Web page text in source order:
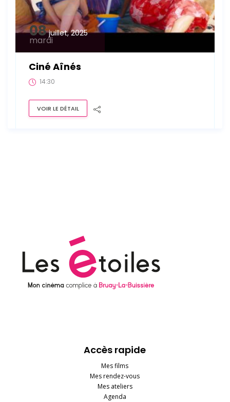
08 juillet, 2025
mardi
Ciné Aînés
14:30
VOIR LE DÉTAIL
Accès rapide
Mes films
Mes rendez-vous
Mes ateliers
Agenda